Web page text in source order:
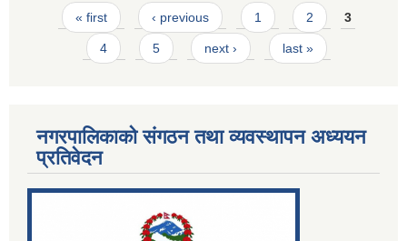
Pages
« first ‹ previous 1 2 3
4 5 next › last »
नगरपालिकाको संगठन तथा व्यवस्थापन अध्ययन
प्रतिवेदन